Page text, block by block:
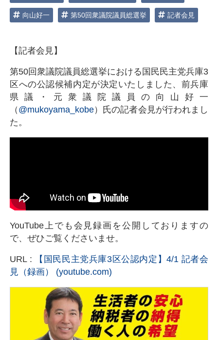
向山好一 第50回衆議院議員総選挙 記者会見
【記者会見】
第50回衆議院議員総選挙における国民民主党兵庫3
区への公認候補内定が決定いたしました、前兵庫
県議・元衆議院議員の向山好一
（ @mukoyama_kobe）氏の記者会見が行われまし
た。
YouTube上でも会見録画を公開しておりますの
で、ぜひご覧くださいませ。
URL :
【国民民主党兵庫3区公認内定】4/1 記者会
見（録画） (youtube.com)